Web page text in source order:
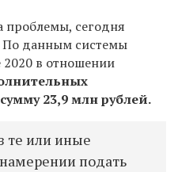
проблемы, сегодня
По данным системы
2020 в отношении
23,9 млн рублей.
те или иные
подать